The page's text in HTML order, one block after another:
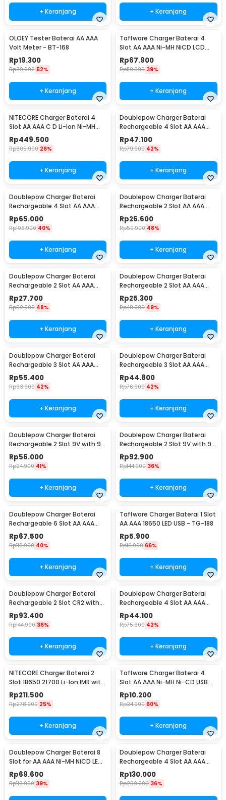
+ Keranjang + Keranjang
OLOEY Tester Baterai AA AAA
Volt Meter - BT-168
Rp19.300
Rp39.900 52%
+ Keranjang
Taffware Charger Baterai 4
Slot AA AAA Ni-MH NiCD LCD
Display - C903W
Rp67.900
Rp110.900 39%
+ Keranjang
NITECORE Charger Baterai 4
Slot AA AAA C D Li-Ion Ni-MH
LCD Display - UM4
Rp449.500
Rp605.900 26%
+ Keranjang
Doublepow Charger Baterai
Rechargeable 4 Slot AA AAA
with AA 4 PCS - DP-B02
Rp47.100
Rp79.900 42%
+ Keranjang
Doublepow Charger Baterai
Rechargeable 4 Slot AA AAA
with AAA 4 PCS - DP-B02
Rp65.000
Rp106.900 40%
+ Keranjang
Doublepow Charger Baterai
Rechargeable 2 Slot AA AAA
with AAA 2 PCS - DP-B01
Rp26.600
Rp50.900 48%
+ Keranjang
Doublepow Charger Baterai
Rechargeable 2 Slot AA AAA
with AA 2 PCS - DP-B01 1200
Rp27.700
Rp52.900 48%
+ Keranjang
Doublepow Charger Baterai
Rechargeable 2 Slot AA AAA
with AA 2 PCS - DP-B01 800
Rp25.300
Rp48.900 49%
+ Keranjang
Doublepow Charger Baterai
Rechargeable 3 Slot AA AAA
with AAA 3 PCS - DP-B33
Rp55.400
Rp93.900 42%
+ Keranjang
Doublepow Charger Baterai
Rechargeable 3 Slot AA AAA
with AA 3 PCS - DP-B33
Rp44.800
Rp76.900 42%
+ Keranjang
Doublepow Charger Baterai
Rechargeable 2 Slot 9V with 9V
1 PCS - DP-B09
Rp56.000
Rp94.900 41%
+ Keranjang
Doublepow Charger Baterai
Rechargeable 2 Slot 9V with 9V
2 PCS - DP-B09
Rp92.900
Rp144.900 36%
+ Keranjang
Doublepow Charger Baterai
Rechargeable 6 Slot AA AAA
with AA 6 PCS - DP-B06
Rp67.500
Rp110.900 40%
+ Keranjang
Taffware Charger Baterai 1 Slot
AA AAA 18650 LED USB - TG-188
Rp5.900
Rp16.900 66%
+ Keranjang
Doublepow Charger Baterai
Rechargeable 2 Slot CR2 with
CR2 2 PCS - DP-K06
Rp93.400
Rp144.900 36%
+ Keranjang
Doublepow Charger Baterai
Rechargeable 4 Slot AA AAA
with AA 4 PCS - DP-U82
Rp44.100
Rp75.900 42%
+ Keranjang
NITECORE Charger Baterai 2
Slot 18650 21700 Li-Ion IMR with
LED Light - UI2
Rp211.500
Rp278.900 25%
+ Keranjang
Taffware Charger Baterai 4
Slot AA AAA Ni-MH Ni-CD USB
Plug - B-04
Rp10.200
Rp24.900 60%
+ Keranjang
Doublepow Charger Baterai 8
Slot for AA AAA Ni-MH NiCD LED
Light - DP-K18
Rp69.600
Rp113.900 39%
Doublepow Charger Baterai
Rechargeable 4 Slot AA AAA
with AA 4 PCS - DP-K11
Rp130.000
Rp200.900 36%